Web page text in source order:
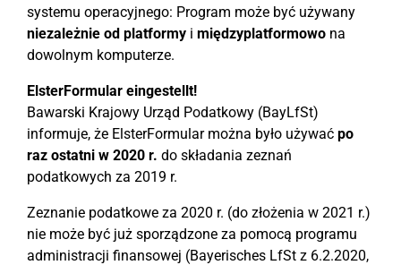
systemu operacyjnego: Program może być używany
niezależnie od platformy i międzyplatformowo na
dowolnym komputerze.
ElsterFormular eingestellt!
Bawarski Krajowy Urząd Podatkowy (BayLfSt)
informuje, że ElsterFormular można było używać po
raz ostatni w 2020 r. do składania zeznań
podatkowych za 2019 r.
Zeznanie podatkowe za 2020 r. (do złożenia w 2021 r.)
nie może być już sporządzone za pomocą programu
administracji finansowej (Bayerisches LfSt z 6.2.2020,